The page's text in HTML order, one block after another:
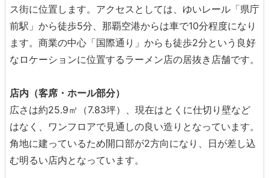
ス街に位置します。アクセスとしては、ゆいレール「県庁
前駅」から徒歩5分、那覇空港からは車で10分程度になり
ます。商業の中心「国際通り」からも徒歩2分という良好
なロケーションに位置するラーメン店の居抜き店舗です。
店内（客席・ホール部分）
広さは約25.9㎡（7.83坪）、現在はとくに仕切り壁など
はなく、ワンフロアで見通しの良い造りとなっています。
角地に建っているため開口部が2方向になり、日が差し込
む明るい店内となっています。